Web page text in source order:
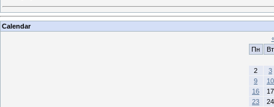
Calendar
Пн
Вт
2
3
9
10
16
17
23
24